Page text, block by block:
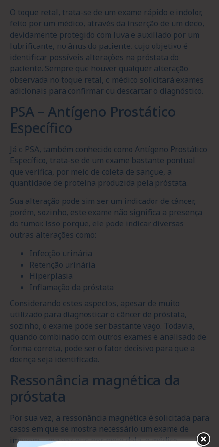
O toque retal, trata-se de um exame rápido e indolor,
feito por um médico, através da inserção de um dedo,
devidamente protegido com luva e auxiliado por um
lubrificante, no ânus do paciente, cujo objetivo é
identificar possíveis alterações na próstata do
paciente. Sempre que houver qualquer alteração
observada no toque retal, o médico solicitará exames
adicionais para confirmar ou descartar o diagnóstico.
PSA – Antígeno Prostático
Específico
Já o PSA, também conhecido como Antígeno Prostático
Específico, trata-se de um exame bastante pontual
que verifica, por meio de coleta de sangue, a
quantidade de proteína produzida pela próstata.
Sua alteração pode sim ser um indicador de câncer,
porém, sozinho, este exame não significa a presença
do tumor. Isso porque, ele pode indicar diversas
outras alterações como:
Infecção urinária
Retenção urinária
Hiperplasia
Inflamação da próstata
Considerando estes aspectos, apesar de muito
utilizado para diagnosticar o câncer de próstata,
sozinho, o exame pode ser bastante vago. Todavia,
quando combinado com outros exames e analisado de
forma correta, pode ser o fator decisivo para que a
doença seja identificada.
Ressonância magnética da
próstata
Por sua vez, a ressonância magnética é solicitada para
casos em que se mostra necessário um exame de
imagem, uma vez que por meio dela, o médico